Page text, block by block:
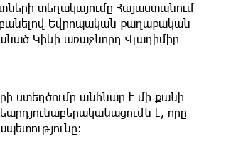
տեղակայումը Հայաստանում
Եվրոպական քաղաքական
Կիևի առաջնորդ Վլադիմիր
ստեղծումը անհնար է մի քանի
է, որը